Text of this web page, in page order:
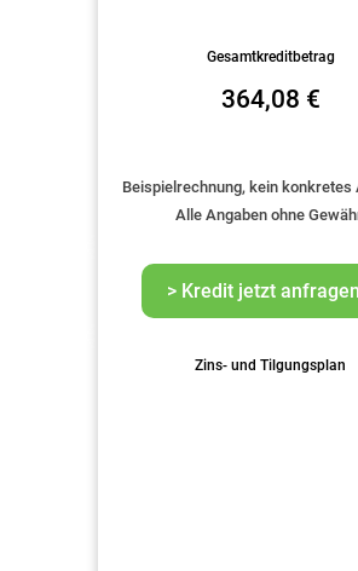
Gesamtkreditbetrag
364,08 €
Beispielrechnung, kein konkretes
Alle Angaben ohne
Zins- und Tilgungsplan